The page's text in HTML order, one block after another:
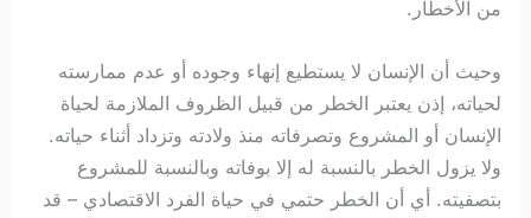
من الأخطار.
وحيث أن الإنسان لا يستطيع إنهاء وجوده أو عدم ممارسته
لحياته، إذن يعتبر الخطر من قبيل الظروف الملازمة لحياة
الإنسان أو المشروع وتصرفاته منذ ولادته وتزداد أثناء حياته.
ولا يزول الخطر بالنسبة له إلا بوفاته وبالنسبة للمشروع
بتصفيته. أي أن الخطر حتمي في حياة الفرد الاقتصادي – قد